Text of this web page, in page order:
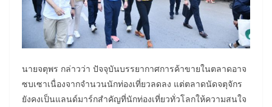
นายจตุพร กล่าวว่า ปัจจุบันบรรยากาศการค้าขายในตลาดอาจ
ซบเซาเนื่องจากจำนวนนักท่องเที่ยวลดลง แต่ตลาดนัดจตุจักร
ยังคงเป็นแลนด์มาร์กสำคัญที่นักท่องเที่ยวทั่วโลกให้ความสนใจ